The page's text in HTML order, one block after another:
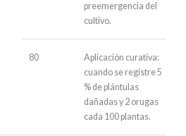
preemergencia del
cultivo.
80
Aplicación curativa:
cuando se registre 5
% de plántulas
dañadas y 2 orugas
cada 100 plantas.